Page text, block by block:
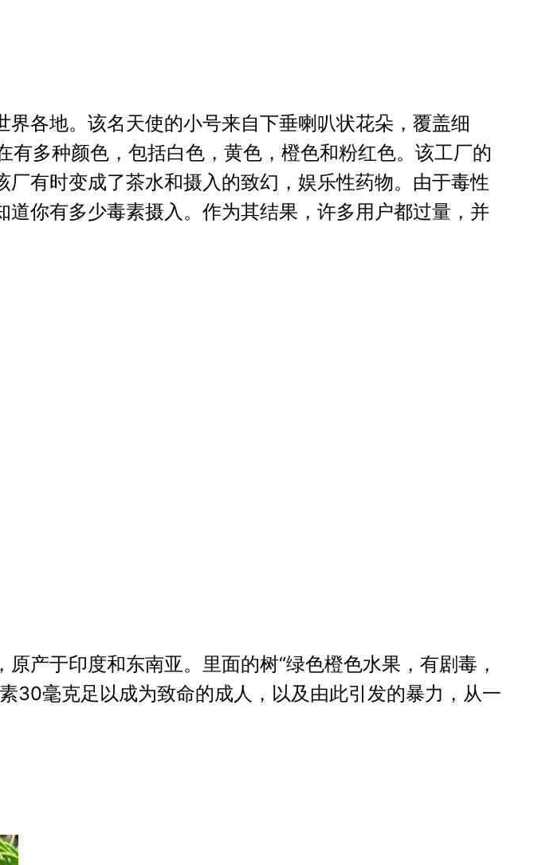
各地。该名天使的小号来自下垂喇叭状花朵，覆盖细
多种颜色，包括白色，黄色，橙色和粉红色。该工厂的
有时变成了茶水和摄入的致幻，娱乐性药物。由于毒性
你有多少毒素摄入。作为其结果，许多用户都过量，并
产于印度和东南亚。里面的树“绿色橙色水果，有剧毒，
30毫克足以成为致命的成人，以及由此引发的暴力，从一